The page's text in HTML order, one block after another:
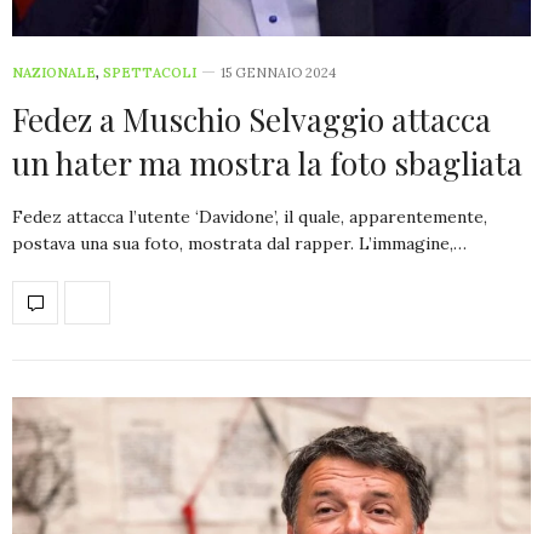
NAZIONALE, SPETTACOLI 15 GENNAIO 2024
Fedez a Muschio Selvaggio attacca
un hater ma mostra la foto sbagliata
Fedez attacca l’utente ‘Davidone’, il quale, apparentemente,
postava una sua foto, mostrata dal rapper. L’immagine,…